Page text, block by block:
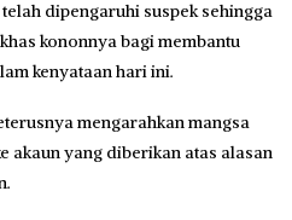
dipengaruhi suspek sehingga
kononnya bagi membantu
kenyataan hari ini.
mengarahkan mangsa
akaun yang diberikan atas alasan